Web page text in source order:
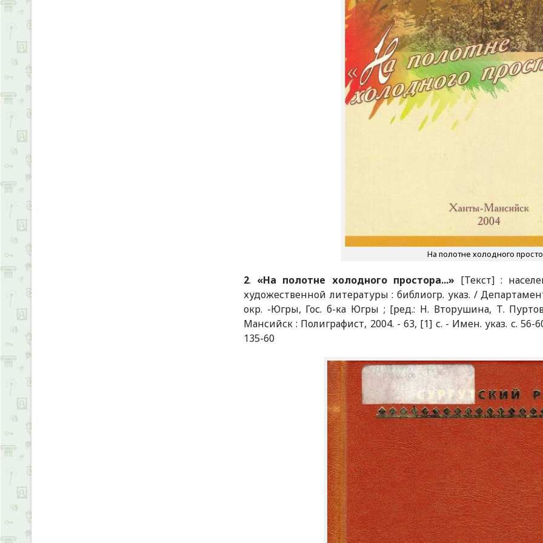
На полотне холодного
2. «На полотне холодного простора...» [Текст] :
художественной литературы : библиогр. указ. /
окр. -Югры, Гос. б-ка Югры ; [ред.: Н. Вторушина, Т.
Мансийск : Полиграфист, 2004. - 63, [1] с. - Имен. указ. с. 56-
135-60